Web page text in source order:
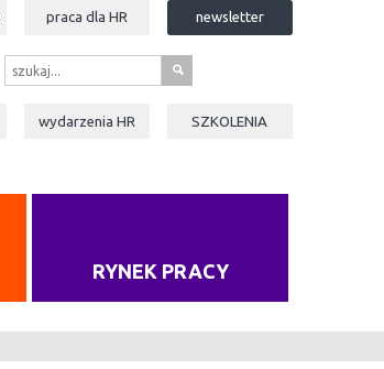
praca dla HR newsletter
s
wydarzenia HR SZKOLENIA
RYNEK PRACY